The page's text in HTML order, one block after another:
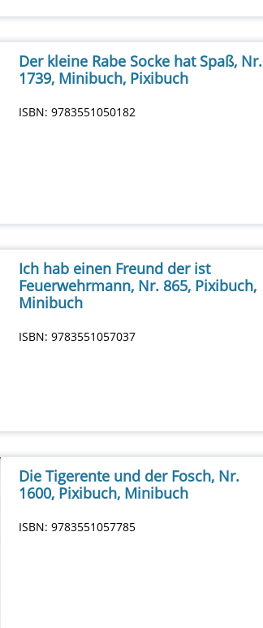
Der kleine Rabe Socke hat Spaß, Nr.
1739, Minibuch, Pixibuch
ISBN: 9783551050182
Ich hab einen Freund der ist
Feuerwehrmann, Nr. 865, Pixibuch,
Minibuch
ISBN: 9783551057037
Die Tigerente und der Fosch, Nr.
1600, Pixibuch, Minibuch
ISBN: 9783551057785